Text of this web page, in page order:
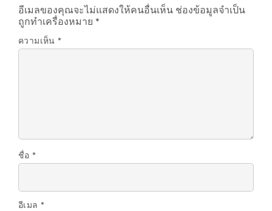
อีเมลของคุณจะไม่แสดงให้คนอื่นเห็น ช่องข้อมูลจำเป็น
ถูกทำเครื่องหมาย *
ความเห็น *
ชื่อ *
อีเมล *